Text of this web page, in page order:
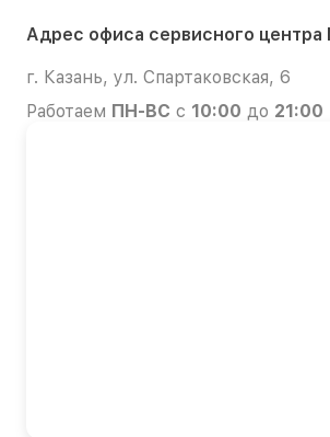
Адрес офиса сервисного центра
г. Казань, ул. Спартаковская, 6
Работаем ПН-ВС с 10:00 до 21:00